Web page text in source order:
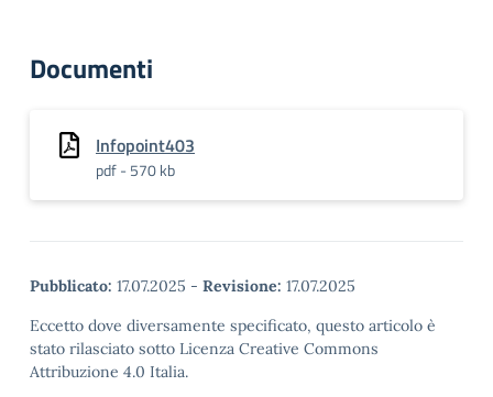
Documenti
Infopoint403
pdf - 570 kb
Pubblicato: 17.07.2025 - Revisione: 17.07.2025
Eccetto dove diversamente specificato, questo articolo è
stato rilasciato sotto Licenza Creative Commons
Attribuzione 4.0 Italia.